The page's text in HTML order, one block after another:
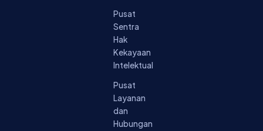
Pusat
Sentra
Hak
Kekayaan
Intelektual
Pusat
Layanan
dan
Hubungan